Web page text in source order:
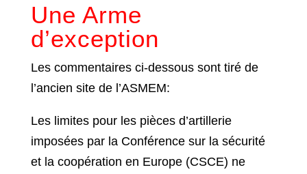
Une Arme
d’exception
Les commentaires ci-dessous sont tiré de
l’ancien site de l’ASMEM:
Les limites pour les pièces d’artillerie
imposées par la Conférence sur la sécurité
et la coopération en Europe (CSCE) ne